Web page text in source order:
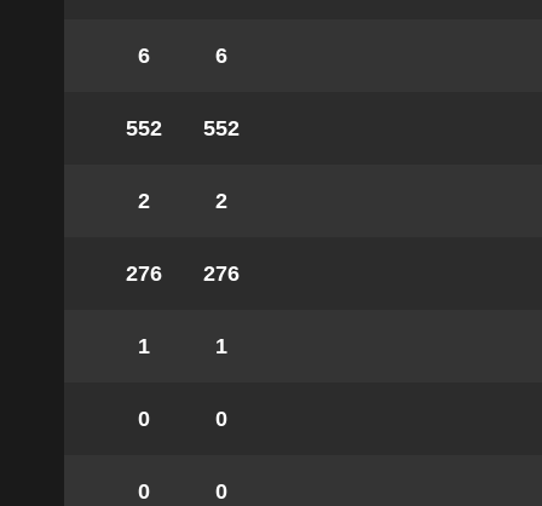
6
6
552
552
2
2
276
276
1
1
0
0
0
0